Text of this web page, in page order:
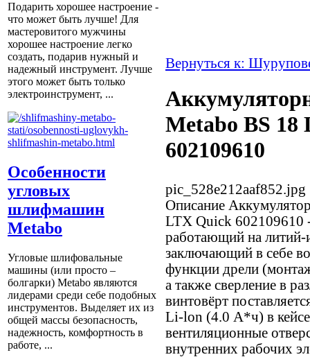
Подарить хорошее настроение -
что может быть лучше! Для
мастеровитого мужчины
хорошее настроение легко
создать, подарив нужный и
надежный инструмент. Лучше
этого может быть только
электроинструмент, ...
Особенности
угловых
шлифмашин
Metabo
Угловые шлифовальные
машины (или просто –
болгарки) Мetabo являются
лидерами среди себе подобных
инструментов. Выделяет их из
общей массы безопасность,
надежность, комфортность в
работе, ...
Вернуться к:
Metabo BS 18
602109610
pic_528e212aaf852.jpg
Описание
LTX Quick 602109610
работающий на литий-
заключающий в себе
функции дрели
а также сверление в
винтовёрт
Li-lon (4.0 А*ч) в
вентиляционные
внутренних рабочих